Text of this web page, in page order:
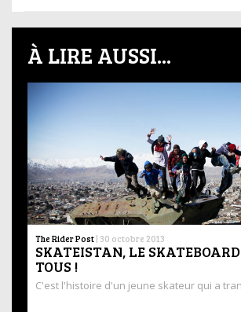
À LIRE AUSSI...
The Rider Post | 30 octobre 2013
SKATEISTAN, LE
TOUS !
C'est l'histoire d'un jeune skateur qui a